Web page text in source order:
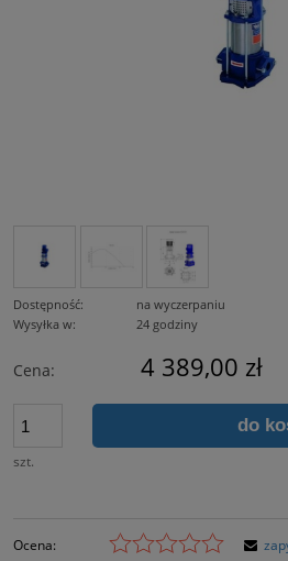
Dostępność:
na wyczerpaniu
Wysyłka w:
24 godziny
Cena: 4 389,00 zł
szt.
do
Ocena: